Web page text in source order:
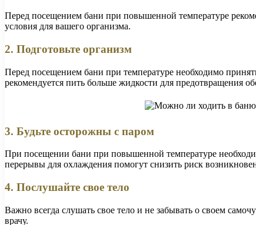
Перед посещением бани при повышенной температуре
условия для вашего организма.
2. Подготовьте организм
Перед посещением бани при температуре необходимо
рекомендуется пить больше жидкости для предотвращения
3. Будьте осторожны с паром
При посещении бани при повышенной температуре
перерывы для охлаждения помогут снизить риск
4. Послушайте свое тело
Важно всегда слушать свое тело и не забывать о своем
врачу.